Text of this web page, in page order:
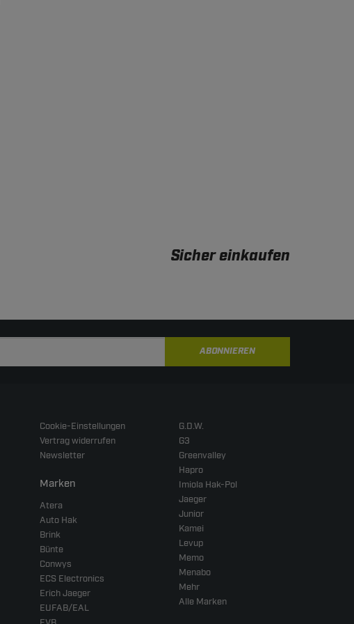
Sicher einkaufen
ABONNIEREN
Cookie-Einstellungen
Vertrag widerrufen
Newsletter
Marken
Atera
Auto Hak
Brink
Bünte
Conwys
ECS Electronics
Erich Jaeger
EUFAB/EAL
G.D.W.
G3
Greenvalley
Hapro
Imiola Hak-Pol
Jaeger
Junior
Kamei
Levup
Memo
Menabo
Mehr
Alle Marken